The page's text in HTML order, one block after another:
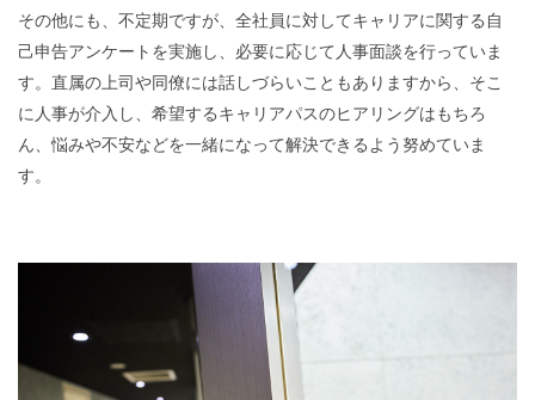
その他にも、不定期ですが、全社員に対してキャリアに関する自
己申告アンケートを実施し、必要に応じて人事面談を行っていま
す。直属の上司や同僚には話しづらいこともありますから、そこ
に人事が介入し、希望するキャリアパスのヒアリングはもちろ
ん、悩みや不安などを一緒になって解決できるよう努めていま
す。